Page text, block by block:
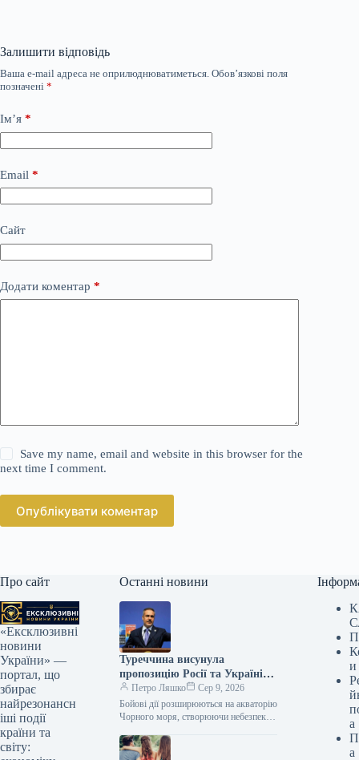
Залишити відповідь
Ваша e-mail адреса не оприлюднюватиметься. Обов’язкові поля
позначені *
Ім’я *
Email *
Сайт
Додати коментар *
Save my name, email and website in this browser for the
next time I comment.
Опублікувати коментар
Про сайт
«Ексклюзивні
новини
України» —
портал, що
збирає
найрезонансн
іші події
країни та
світу:
Останні новини
Туреччина висунула
пропозицію Росії та Україні
стосовно Чорного моря: у
чому суть
Петро Ляшко
Сер 9, 2026
Бойові дії розширюються на акваторію
Чорного моря, створюючи небезпеку
Глава МЗС Туреччини Хакан Фідан / ©
Associated Press…
и
а
а